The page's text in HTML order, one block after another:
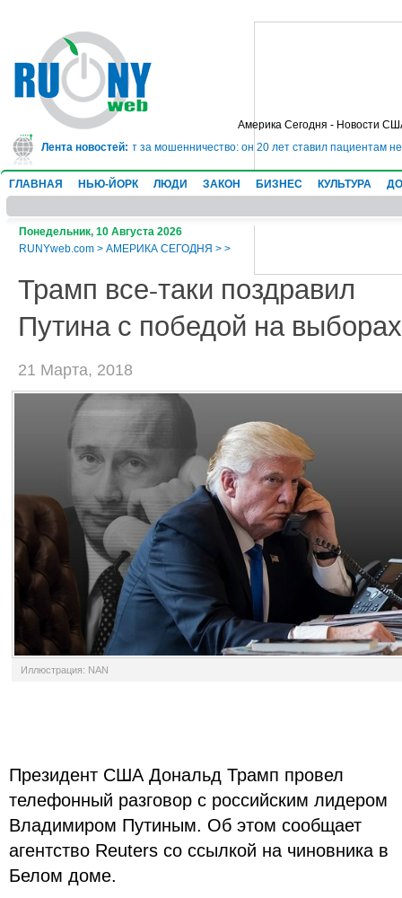
Америка Сегодня - Новости
Лента новостей:
в тюрьму на 10 лет за мошенничество: он 20 лет ставил пациентам
ГЛАВНАЯ НЬЮ-ЙОРК ЛЮДИ ЗАКОН БИЗНЕС КУЛЬТУРА
Понедельник, 10 Августа 2026
RUNYweb.com > АМЕРИКА СЕГОДНЯ > >
Трамп все-таки поздравил
Путина с победой на выборах
21 Марта, 2018
Иллюстрация: NAN
Президент США Дональд Трамп провел
телефонный разговор с российским лидером
Владимиром Путиным. Об этом сообщает
агентство Reuters со ссылкой на чиновника в
Белом доме.